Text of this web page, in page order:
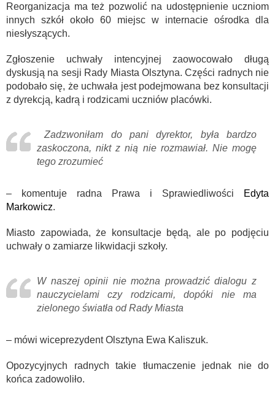
Reorganizacja ma też pozwolić na udostępnienie uczniom
innych szkół około 60 miejsc w internacie ośrodka dla
niesłyszących.
Zgłoszenie uchwały intencyjnej zaowocowało długą
dyskusją na sesji Rady Miasta Olsztyna. Części radnych nie
podobało się, że uchwała jest podejmowana bez konsultacji
z dyrekcją, kadrą i rodzicami uczniów placówki.
Zadzwoniłam do pani dyrektor, była bardzo
zaskoczona, nikt z nią nie rozmawiał. Nie mogę
tego zrozumieć
– komentuje radna Prawa i Sprawiedliwości
Edyta
Markowicz.
Miasto zapowiada, że konsultacje będą, ale po podjęciu
uchwały o zamiarze likwidacji szkoły.
W naszej opinii nie można prowadzić dialogu z
nauczycielami czy rodzicami, dopóki nie ma
zielonego światła od Rady Miasta
– mówi wiceprezydent Olsztyna Ewa Kaliszuk.
Opozycyjnych radnych takie tłumaczenie jednak nie do
końca zadowoliło.